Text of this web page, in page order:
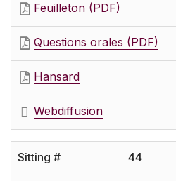
Feuilleton (PDF)
Questions orales (PDF)
Hansard
Webdiffusion
44